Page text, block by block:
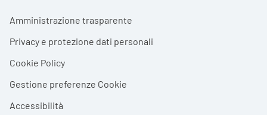
Footer menu
Amministrazione trasparente
Privacy e protezione dati personali
Cookie Policy
Gestione preferenze Cookie
Accessibilità